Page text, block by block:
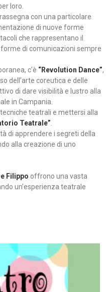
loro.
con una particolare
di nuove forme
che rappresentano il
di comunicazioni sempre
c’è “Revolution Dance”,
dell’arte coreutica e delle
di dare visibilità e lustro alla
in Campania.
teatrali e mettersi alla
Teatrale”
di apprendere i segreti della
alla creazione di uno
Filippo offrono una vasta
un’esperienza teatrale